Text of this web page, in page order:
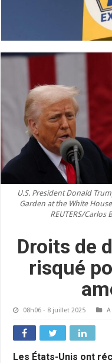
U.S. President Donald
Garden at the White
REUTERS/Carlos
Droits de
risqué
08h06 - 8 juillet 2025
Les États-Unis ont